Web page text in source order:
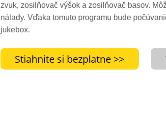
zvuk, zosilňovač výšok a zosilňovač basov.
nálady. Vďaka tomuto programu bude
jukebox.